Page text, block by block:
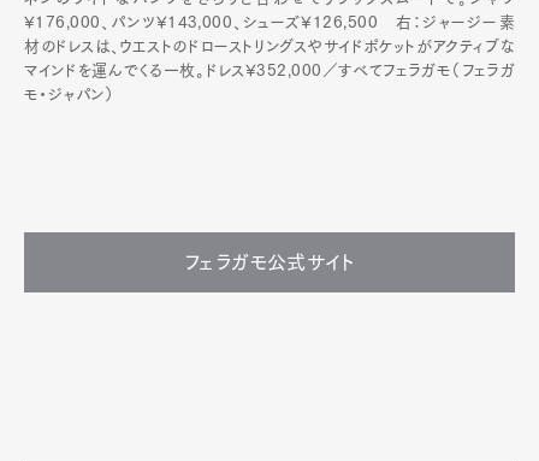
¥176,000、パンツ¥143,000、シューズ¥126,500 右：ジャージー素
材のドレスは、ウエストのドローストリングスやサイドポケットがアクティブな
マインドを運んでくる一枚。ドレス¥352,000／すべてフェラガモ（フェラガ
モ・ジャパン）
フェラガモ公式サイト